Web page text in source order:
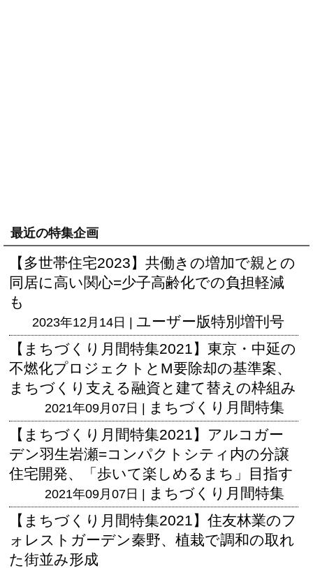
最近の特集企画
【多世帯住宅2023】共働きの増加で親との
同居に高い関心=少子高齢化での負担軽減
も
2023年12月14日 | ユーザー版特別増刊号
【まちづくり月間特集2021】東京・中延の
不燃化プロジェクトとM要除却の基準案、
まちづくり支える融資と建て替えの枠組み
2021年09月07日 | まちづくり月間特集
【まちづくり月間特集2021】アルコガー
デン羽生岩瀬=コンパクトシティ内の分譲
住宅開発、「歩いて楽しめるまち」目指す
2021年09月07日 | まちづくり月間特集
【まちづくり月間特集2021】住友林業のフ
ォレストガーデン秦野、植栽で調和の取れ
た街並み形成